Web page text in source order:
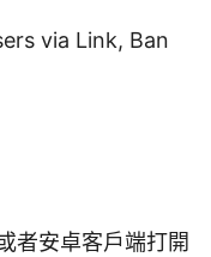
via Link, Ban
者安卓客戶端打開